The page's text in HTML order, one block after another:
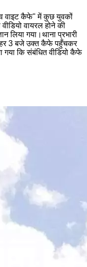
वाइट कैफे" में कुछ युवकों
वायरल होने की
लिया गया।थाना प्रभारी
3 बजे उक्त कैफे पहुँचकर
गया कि संबंधित वीडियो कैफे